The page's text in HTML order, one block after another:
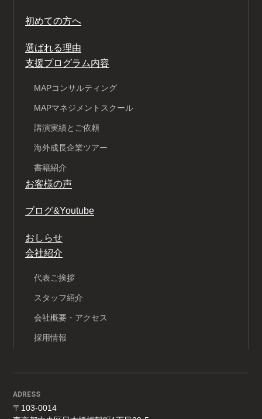
初めての方へ
選ばれる理由
支援プログラム内容
MAPコンサルティング
MAPマネジメントスクール
講演実績とご依頼
海外成長企業ツアー
書籍紹介
お客様の声
ブログ&Youtube
おしらせ
会社紹介
代表ご挨拶
スタッフ紹介
会社概要・アクセス
採用情報
ADRESS
〒103-0014